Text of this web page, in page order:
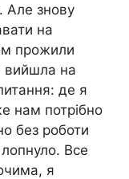
Але знову
на
прожили
вийшла на
де я
нам потрібно
без роботи
Все
я